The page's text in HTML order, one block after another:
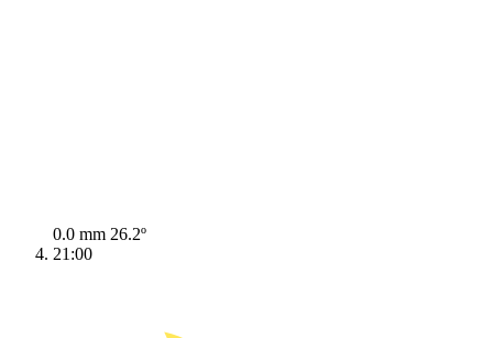
0.0 mm 26.2º
21:00